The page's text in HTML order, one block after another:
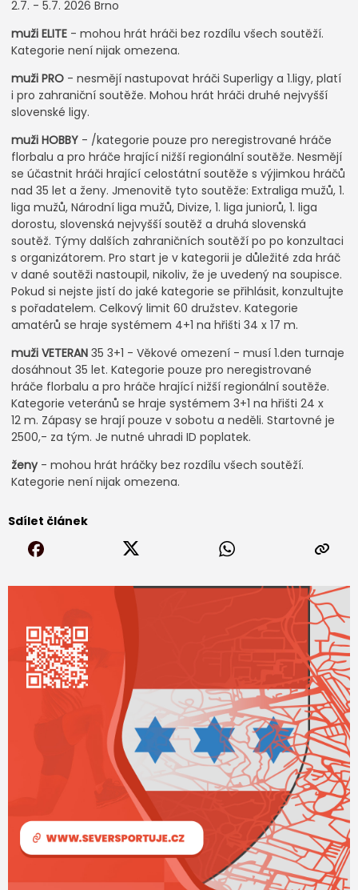
Sdílet článek
2.7. - 5.7. 2026 Brno
muži ELITE - mohou hrát hráči bez rozdílu všech soutěží.
Kategorie není nijak omezena.
muži PRO - nesmějí nastupovat hráči Superligy a 1.ligy, platí
i pro zahraniční soutěže. Mohou hrát hráči druhé nejvyšší
slovenské ligy.
muži HOBBY - /kategorie pouze pro neregistrované hráče
florbalu a pro hráče hrající nižší regionální soutěže. Nesmějí
se účastnit hráči hrající celostátní soutěže s výjimkou hráčů
nad 35 let a ženy. Jmenovitě tyto soutěže: Extraliga mužů, 1.
liga mužů, Národní liga mužů, Divize, 1. liga juniorů, 1. liga
dorostu, slovenská nejvyšší soutěž a druhá slovenská
soutěž. Týmy dalších zahraničních soutěží po po konzultaci
s organizátorem. Pro start je v kategorii je důležité zda hráč
v dané soutěži nastoupil, nikoliv, že je uvedený na soupisce.
Pokud si nejste jistí do jaké kategorie se přihlásit, konzultujte
s pořadatelem. Celkový limit 60 družstev. Kategorie
amatérů se hraje systémem 4+1 na hřišti 34 x 17 m.
muži VETERAN 35 3+1 - Věkové omezení - musí 1.den turnaje
dosáhnout 35 let. Kategorie pouze pro neregistrované
hráče florbalu a pro hráče hrající nižší regionální soutěže.
Kategorie veteránů se hraje systémem 3+1 na hřišti 24 x
12 m. Zápasy se hrají pouze v sobotu a neděli. Startovné je
2500,- za tým. Je nutné uhradi ID poplatek.
ženy- mohou hrát hráčky bez rozdílu všech soutěží.
Kategorie není nijak omezena.